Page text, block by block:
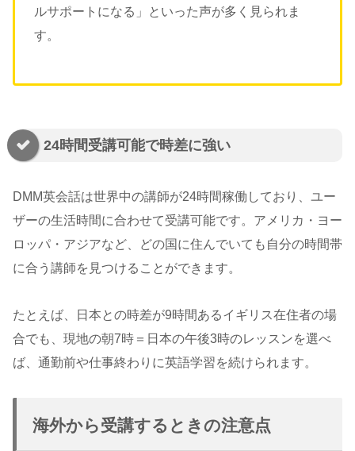
ルサポートになる」といった声が多く見られま
す。
24時間受講可能で時差に強い
DMM英会話は世界中の講師が24時間稼働しており、ユー
ザーの生活時間に合わせて受講可能です。アメリカ・ヨー
ロッパ・アジアなど、どの国に住んでいても自分の時間帯
に合う講師を見つけることができます。
たとえば、日本との時差が9時間あるイギリス在住者の場
合でも、現地の朝7時＝日本の午後3時のレッスンを選べ
ば、通勤前や仕事終わりに英語学習を続けられます。
海外から受講するときの注意点